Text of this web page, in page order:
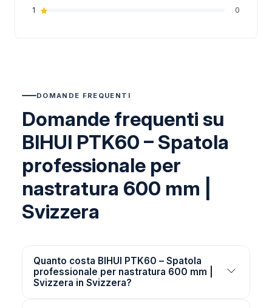
1
0
DOMANDE FREQUENTI
Domande frequenti su
BIHUI PTK60 – Spatola
professionale per
nastratura 600 mm |
Svizzera
Quanto costa BIHUI PTK60 – Spatola
professionale per nastratura 600 mm |
Svizzera in Svizzera?